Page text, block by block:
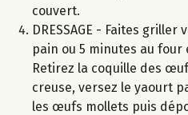
couvert.
DRESSAGE - Faites
pain ou 5 minutes au
Retirez la coquille des
creuse, versez le yaourt
les œufs mollets puis